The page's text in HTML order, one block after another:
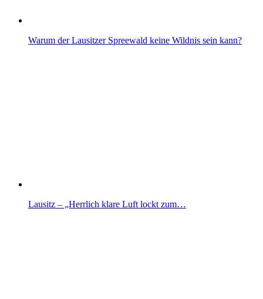
Warum der Lausitzer Spreewald keine Wildnis sein kann?
Lausitz – „Herrlich klare Luft lockt zum…